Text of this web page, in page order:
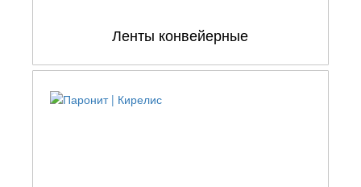
Ленты конвейерные